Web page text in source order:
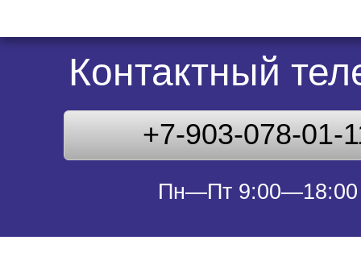
Контактный
+7-903-078-01-
Пн—Пт 9:00—18:00